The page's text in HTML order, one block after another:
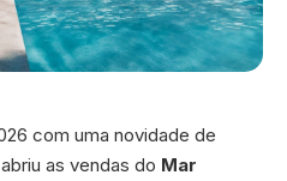
com uma novidade de
as vendas do Mar